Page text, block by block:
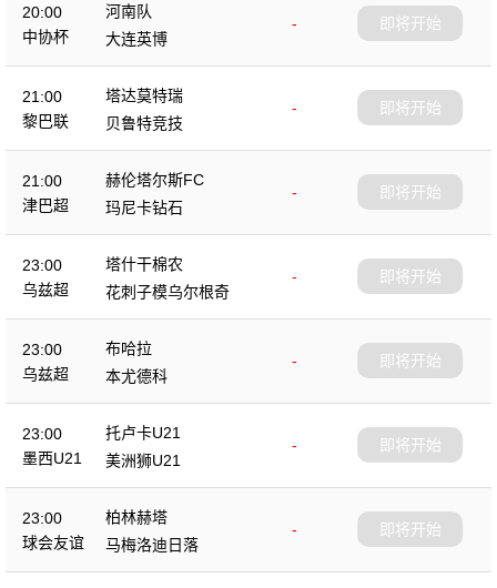
20:00
中协杯
河南队
-
大连英博
即将开始
21:00
黎巴联
塔达莫特瑞
-
贝鲁特竞技
即将开始
21:00
津巴超
赫伦塔尔斯FC
-
玛尼卡钻石
即将开始
23:00
乌兹超
塔什干棉农
-
花刺子模乌尔根奇
即将开始
23:00
乌兹超
布哈拉
-
本尤德科
即将开始
23:00
墨西U21
托卢卡U21
-
美洲狮U21
即将开始
23:00
球会友谊
柏林赫塔
-
马梅洛迪日落
即将开始